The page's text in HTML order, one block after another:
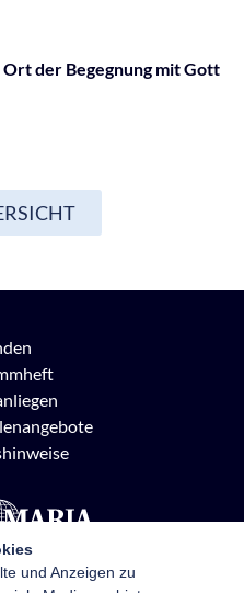
Ort der Begegnung mit Gott
und Anzeigen zu